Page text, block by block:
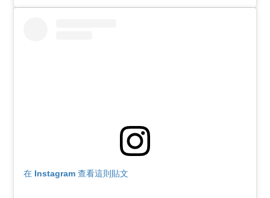
在 Instagram 查看這則貼文